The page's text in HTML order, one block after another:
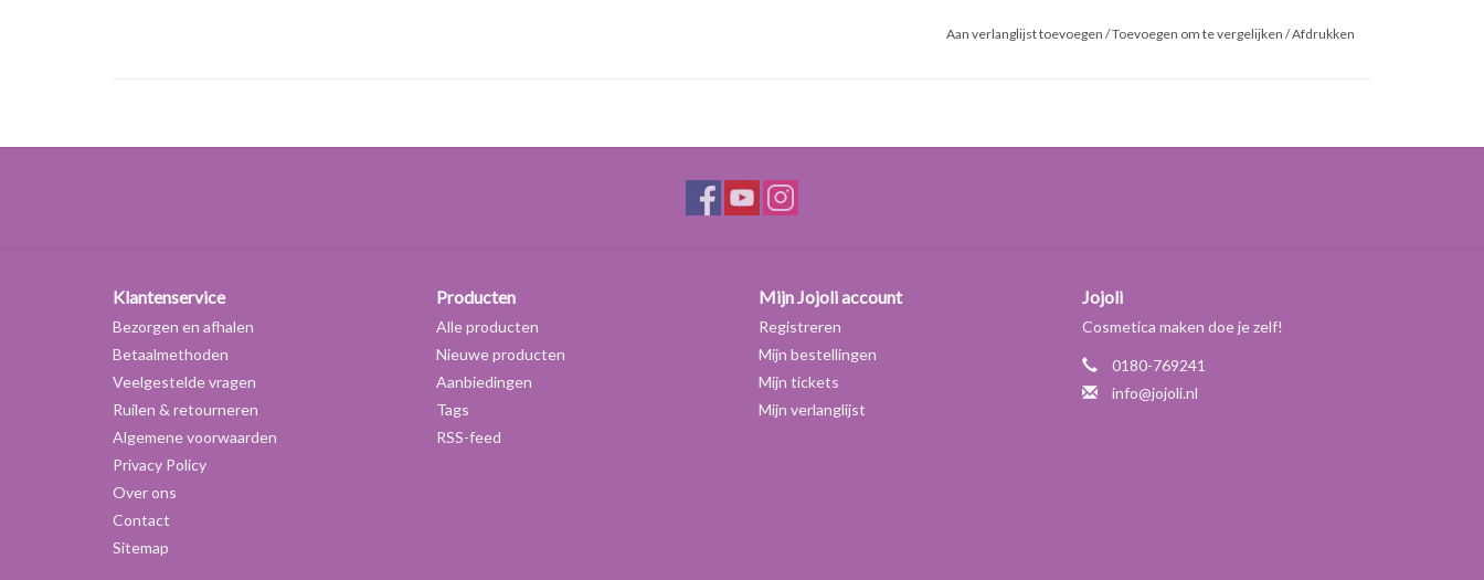
Aan verlanglijst toevoegen /Toevoegen om te vergelijken /Afdrukken
Klantenservice
Bezorgen en afhalen
Betaalmethoden
Veelgestelde vragen
Ruilen & retourneren
Algemene voorwaarden
Privacy Policy
Over ons
Contact
Sitemap
Producten
Alle producten
Nieuwe producten
Aanbiedingen
Tags
RSS-feed
Mijn Jojoli account
Registreren
Mijn bestellingen
Mijn tickets
Mijn verlanglijst
Jojoli
Cosmetica maken doe je zelf!
0180-769241
info@jojoli.nl